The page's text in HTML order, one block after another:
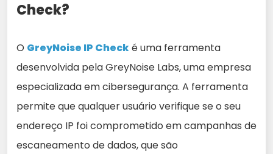
Check?
O GreyNoise IP Checké uma ferramenta
desenvolvida pela GreyNoise Labs, uma empresa
especializada em cibersegurança. A ferramenta
permite que qualquer usuário verifique se o seu
endereço IP foi comprometido em campanhas de
escaneamento de dados, que são